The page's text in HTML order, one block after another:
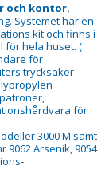
och kontor.
Systemet har en
kit och finns i
för hela huset. (
för
trycksäker
för
3000 M samt
9062 Arsenik, 9054